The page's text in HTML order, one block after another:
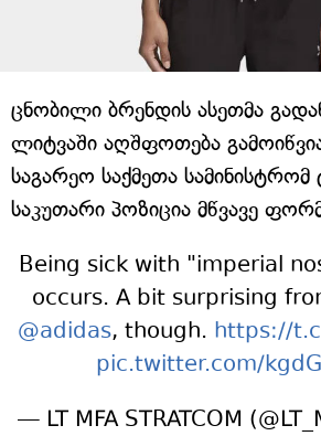
ცნობილი ბრენდის ასეთმა
ლიტვაში აღშფოთება
საგარეო საქმეთა სამინისტრომ
საკუთარი პოზიცია მწვავე
Being sick with "imperial
occurs. A bit surprising
@adidas, though. https://
pic.twitter.com/
— LT MFA STRATCOM